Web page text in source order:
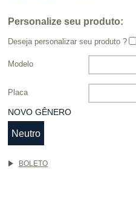
Personalize seu produto:
Deseja personalizar seu produto ?
Modelo
Placa
NOVO GÊNERO
Neutro
BOLETO